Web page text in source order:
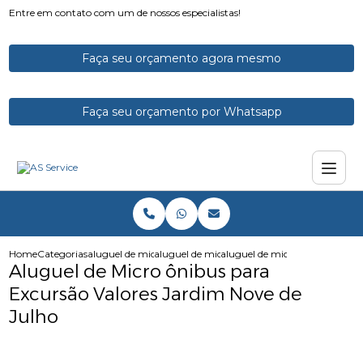
Entre em contato com um de nossos especialistas!
Faça seu orçamento agora mesmo
Faça seu orçamento por Whatsapp
HomeCategoriasaluguel de micro onibusaluguel de microonibus com motorista
aluguel de micro onibus para
Aluguel de Micro ônibus para
Excursão Valores Jardim Nove de
Julho